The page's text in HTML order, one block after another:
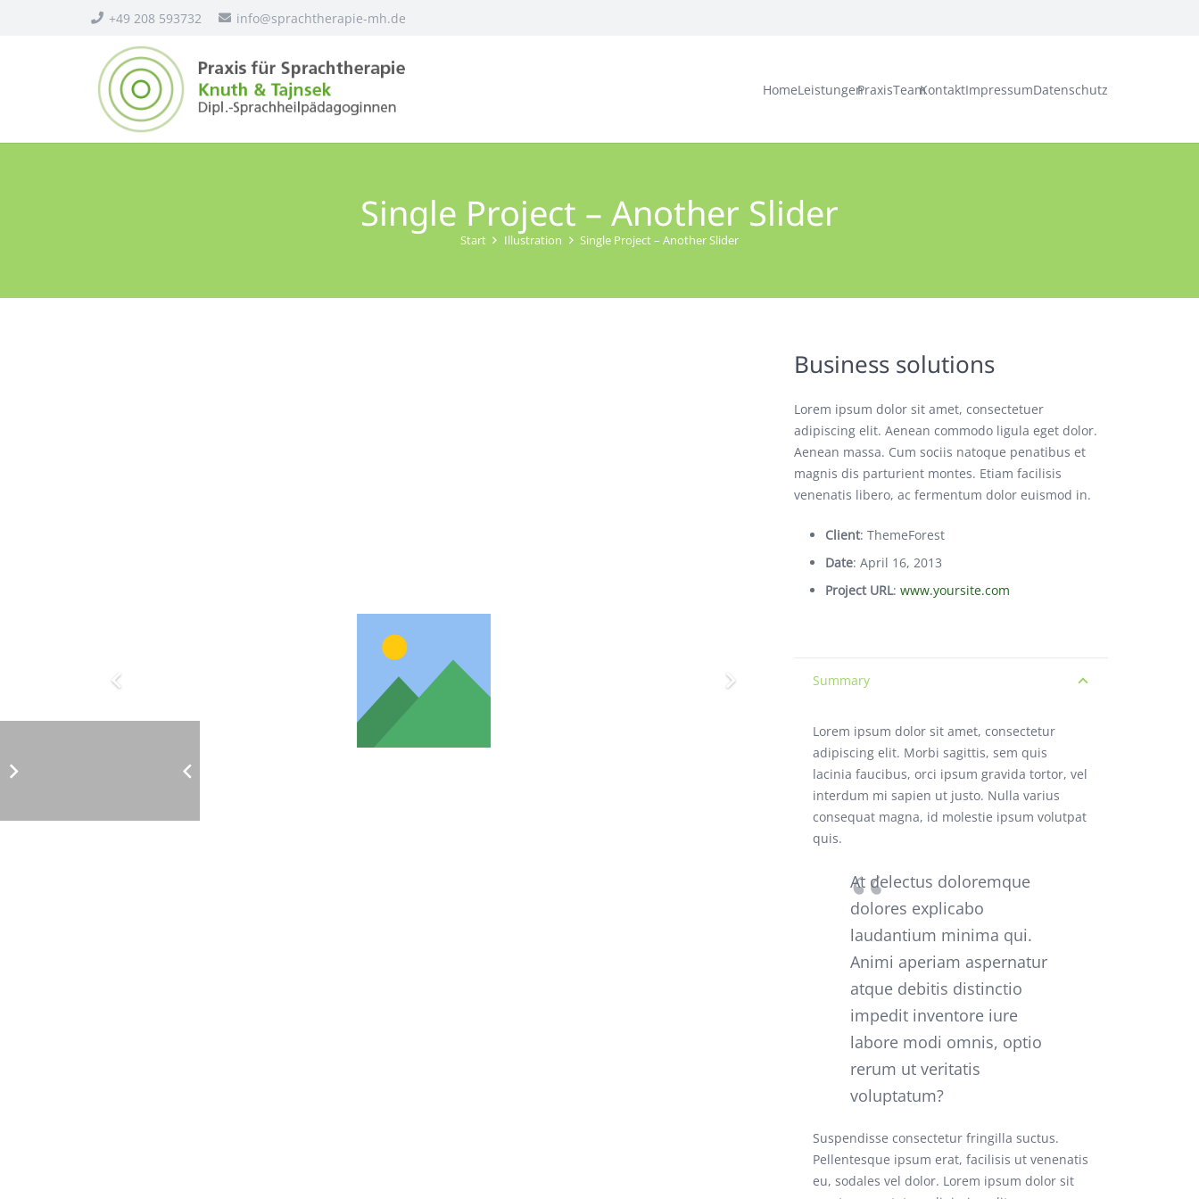
+49 208 593732 info@sprachtherapie-mh.de
HomeLeistungenPraxisTeamKontaktImpressumDatenschutz
Single Project – Another Slider
Start Illustration Single Project – Another Slider
Business solutions
Lorem ipsum dolor sit amet, consectetuer
adipiscing elit. Aenean commodo ligula eget dolor.
Aenean massa. Cum sociis natoque penatibus et
magnis dis parturient montes. Etiam facilisis
venenatis libero, ac fermentum dolor euismod in.
Client: ThemeForest
Date: April 16, 2013
Project URL: www.yoursite.com
Summary
Lorem ipsum dolor sit amet, consectetur
adipiscing elit. Morbi sagittis, sem quis
lacinia faucibus, orci ipsum gravida tortor, vel
interdum mi sapien ut justo. Nulla varius
consequat magna, id molestie ipsum volutpat
quis.
At delectus doloremque
dolores explicabo
laudantium minima qui.
Animi aperiam aspernatur
atque debitis distinctio
impedit inventore iure
labore modi omnis, optio
rerum ut veritatis
voluptatum?
Suspendisse consectetur fringilla suctus.
Pellentesque ipsum erat, facilisis ut venenatis
eu, sodales vel dolor. Lorem ipsum dolor sit